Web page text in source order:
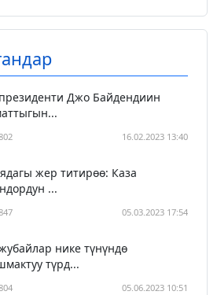
Джо Байдендиин
16.02.2023 13:40
жер титирөө: Каза
...
05.03.2023 17:54
нике түнүндө
түрд...
05.06.2023 10:51